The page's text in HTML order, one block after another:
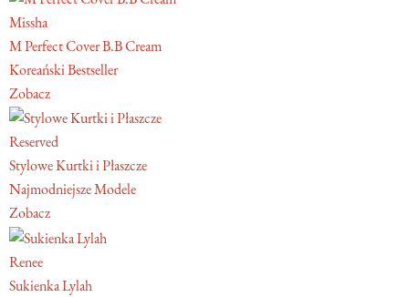
Missha
M Perfect Cover B.B Cream
Koreański Bestseller
Zobacz
Reserved
Stylowe Kurtki i Płaszcze
Najmodniejsze Modele
Zobacz
Renee
Sukienka Lylah